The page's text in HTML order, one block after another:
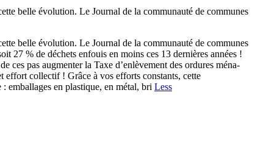
belle évolution. Le Journal de la communauté de communes
belle évolution. Le Journal de la communauté de communes
27 % de déchets enfouis en moins ces 13 dernières années !
ces pas augmenter la Taxe d’enlèvement des ordures ména-
collectif ! Grâce à vos efforts constants, cette
en plastique, en métal, bri Less